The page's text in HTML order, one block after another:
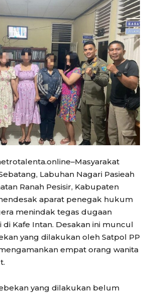
Labuhan Nagari Pasieah
Ranah Pesisir, Kabupaten
aparat penegak hukum
menindak tegas dugaan
Kafe Intan. Desakan ini muncul
yang dilakukan oleh Satpol PP
empat orang wanita
yang dilakukan belum